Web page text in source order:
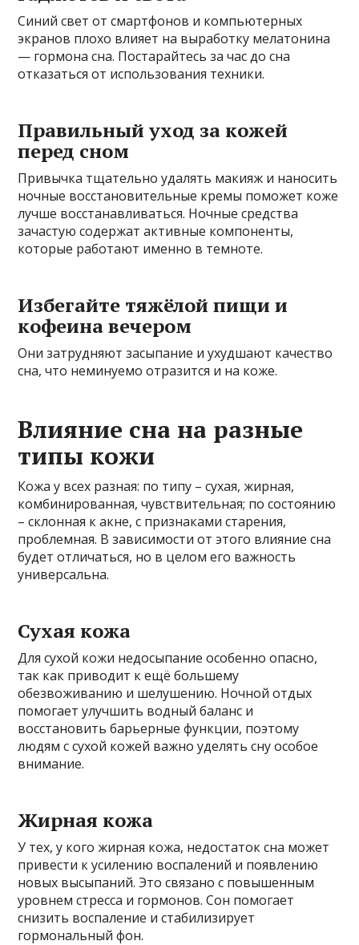
Синий свет от смартфонов и компьютерных
экранов плохо влияет на выработку мелатонина
— гормона сна. Постарайтесь за час до сна
отказаться от использования техники.
Правильный уход за кожей
перед сном
Привычка тщательно удалять макияж и наносить
ночные восстановительные кремы поможет коже
лучше восстанавливаться. Ночные средства
зачастую содержат активные компоненты,
которые работают именно в темноте.
Избегайте тяжёлой пищи и
кофеина вечером
Они затрудняют засыпание и ухудшают качество
сна, что неминуемо отразится и на коже.
Влияние сна на разные
типы кожи
Кожа у всех разная: по типу – сухая, жирная,
комбинированная, чувствительная; по состоянию
– склонная к акне, с признаками старения,
проблемная. В зависимости от этого влияние сна
будет отличаться, но в целом его важность
универсальна.
Сухая кожа
Для сухой кожи недосыпание особенно опасно,
так как приводит к ещё большему
обезвоживанию и шелушению. Ночной отдых
помогает улучшить водный баланс и
восстановить барьерные функции, поэтому
людям с сухой кожей важно уделять сну особое
внимание.
Жирная кожа
У тех, у кого жирная кожа, недостаток сна может
привести к усилению воспалений и появлению
новых высыпаний. Это связано с повышенным
уровнем стресса и гормонов. Сон помогает
снизить воспаление и стабилизирует
гормональный фон.